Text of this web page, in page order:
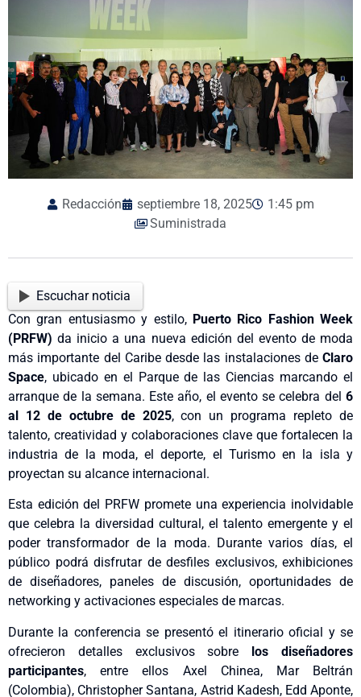
Redacción septiembre 18, 2025
1:45 pm
Suministrada
Escuchar noticia
Con gran entusiasmo y estilo, Puerto Rico Fashion Week
(PRFW) da inicio a una nueva edición del evento de moda
más importante del Caribe desde las instalaciones de Claro
Space, ubicado en el Parque de las Ciencias marcando el
arranque de la semana. Este año, el evento se celebra del 6
al 12 de octubre de 2025, con un programa repleto de
talento, creatividad y colaboraciones clave que fortalecen la
industria de la moda, el deporte, el Turismo en la isla y
proyectan su alcance internacional.
Esta edición del PRFW promete una experiencia inolvidable
que celebra la diversidad cultural, el talento emergente y el
poder transformador de la moda. Durante varios días, el
público podrá disfrutar de desfiles exclusivos, exhibiciones
de diseñadores, paneles de discusión, oportunidades de
networking y activaciones especiales de marcas.
Durante la conferencia se presentó el itinerario oficial y se
ofrecieron detalles exclusivos sobre los diseñadores
participantes, entre ellos Axel Chinea, Mar Beltrán
(Colombia), Christopher Santana, Astrid Kadesh, Edd Aponte,